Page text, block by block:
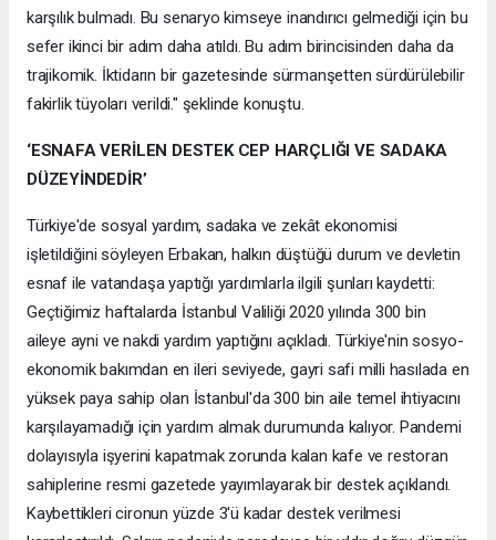
karşılık bulmadı. Bu senaryo kimseye inandırıcı gelmediği için bu
sefer ikinci bir adım daha atıldı. Bu adım birincisinden daha da
trajikomik. İktidarın bir gazetesinde sürmanşetten sürdürülebilir
fakirlik tüyoları verildi." şeklinde konuştu.
‘ESNAFA VERİLEN DESTEK CEP HARÇLIĞI VE SADAKA
DÜZEYİNDEDİR’
Türkiye'de sosyal yardım, sadaka ve zekât ekonomisi
işletildiğini söyleyen Erbakan, halkın düştüğü durum ve devletin
esnaf ile vatandaşa yaptığı yardımlarla ilgili şunları kaydetti:
Geçtiğimiz haftalarda İstanbul Valiliği 2020 yılında 300 bin
aileye ayni ve nakdi yardım yaptığını açıkladı. Türkiye'nin sosyo-
ekonomik bakımdan en ileri seviyede, gayri safi milli hasılada en
yüksek paya sahip olan İstanbul'da 300 bin aile temel ihtiyacını
karşılayamadığı için yardım almak durumunda kalıyor. Pandemi
dolayısıyla işyerini kapatmak zorunda kalan kafe ve restoran
sahiplerine resmi gazetede yayımlayarak bir destek açıklandı.
Kaybettikleri cironun yüzde 3'ü kadar destek verilmesi